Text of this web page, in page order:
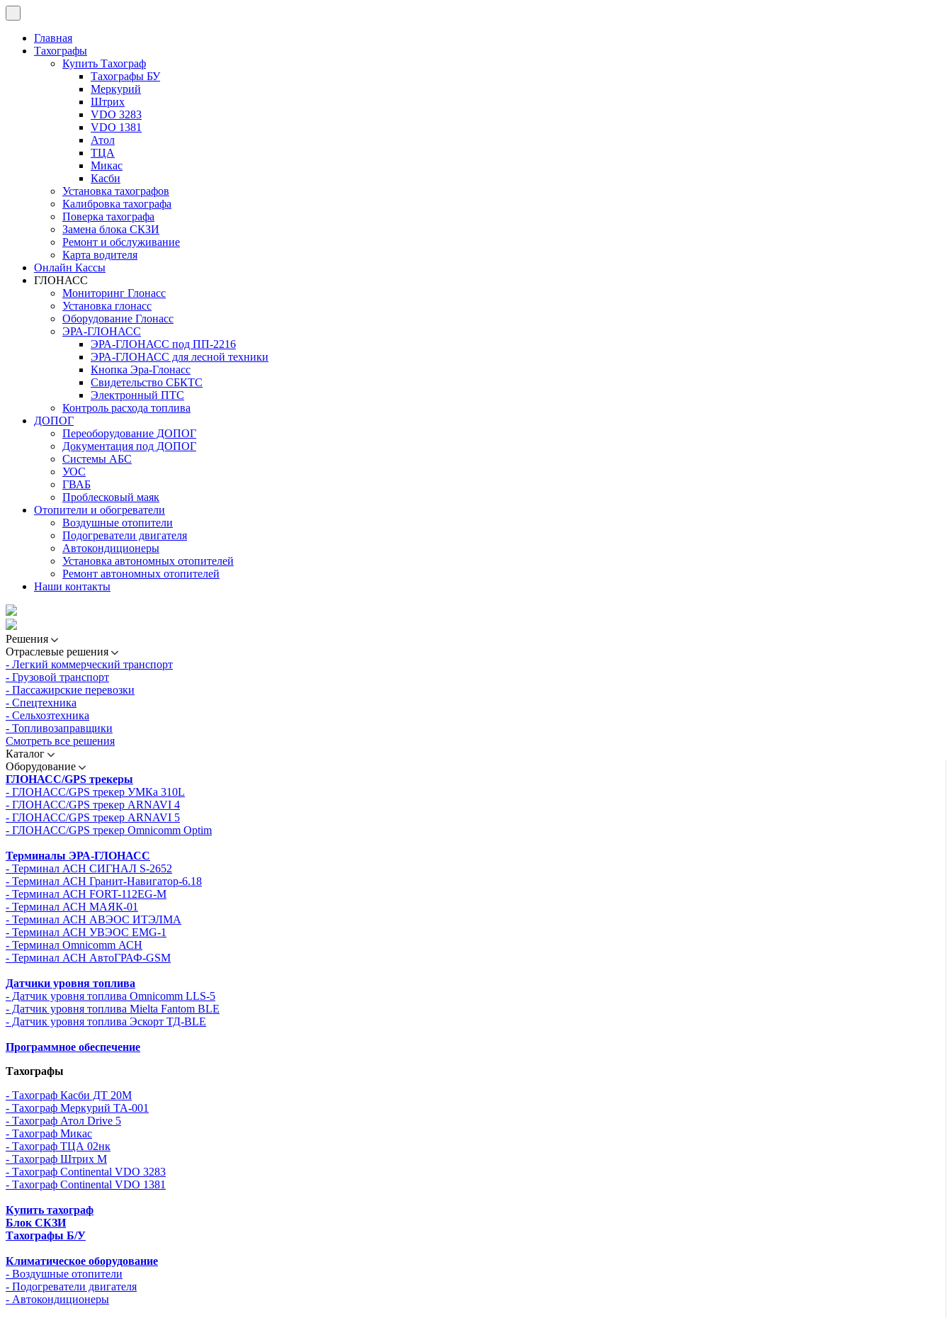
Перейти
к
содержимому
Главная
Тахографы
Купить Тахограф
Тахографы БУ
Меркурий
Штрих
VDO 3283
VDO 1381
Атол
ТЦА
Микас
Касби
Установка тахографов
Калибровка тахографа
Поверка тахографа
Замена блока СКЗИ
Ремонт и обслуживание
Карта водителя
Онлайн Кассы
ГЛОНАСС
Мониторинг Глонасс
Установка глонасс
Оборудование Глонасс
ЭРА-ГЛОНАСС
ЭРА-ГЛОНАСС под ПП-2216
ЭРА-ГЛОНАСС для лесной техники
Кнопка Эра-Глонасс
Свидетельство СБКТС
Электронный ПТС
Контроль расхода топлива
ДОПОГ
Переоборудование ДОПОГ
Документация под ДОПОГ
Системы АБС
УОС
ГВАБ
Проблесковый маяк
Отопители и обогреватели
Воздушные отопители
Подогреватели двигателя
Автокондиционеры
Установка автономных отопителей
Ремонт автономных отопителей
Наши контакты
Решения
Отраслевые решения
- Легкий коммерческий транспорт
- Грузовой транспорт
- Пассажирские перевозки
- Спецтехника
- Сельхозтехника
- Топливозаправщики
Смотреть все решения
Каталог
Оборудование
ГЛОНАСС/GPS трекеры
- ГЛОНАСС/GPS трекер УМКа 310L
- ГЛОНАСС/GPS трекер ARNAVI 4
- ГЛОНАСС/GPS трекер ARNAVI 5
- ГЛОНАСС/GPS трекер Omnicomm Optim
Терминалы ЭРА-ГЛОНАСС
- Терминал АСН СИГНАЛ S-2652
- Терминал АСН Гранит-Навигатор-6.18
- Терминал АСН FORT-112EG-M
- Терминал АСН МАЯК-01
- Терминал АСН АВЭОС ИТЭЛМА
- Терминал АСН УВЭОС EMG-1
- Терминал Omnicomm АСН
- Терминал АСН АвтоГРАФ-GSM
Датчики уровня топлива
- Датчик уровня топлива Omnicomm LLS-5
- Датчик уровня топлива Mielta Fantom BLE
- Датчик уровня топлива Эскорт ТД-BLE
Программное обеспечение
Тахографы
- Тахограф Касби ДТ 20М
- Тахограф Меркурий ТА-001
- Тахограф Атол Drive 5
- Тахограф Микас
- Тахограф ТЦА 02нк
- Тахограф Штрих М
- Тахограф Continental VDO 3283
- Тахограф Continental VDO 1381
Купить тахограф
Блок СКЗИ
Тахографы Б/У
Климатическое оборудование
- Воздушные отопители
- Подогреватели двигателя
- Автокондиционеры